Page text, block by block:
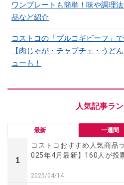
ワンプレートも簡単！味や調理
品など紹介
コストコの「プルコギビーフ」
【肉じゃが・チャプチェ・うど
ューも！
最新 一週間
1
コストコおすすめ人気商品
025年4月最新】160人が投
2025/04/14